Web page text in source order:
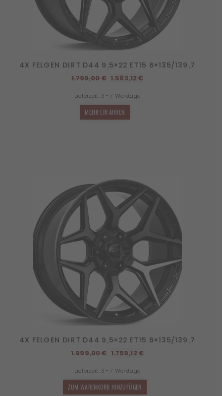
4X FELGEN DIRT D44 9,5×22 ET15 6×135/139,7
1.799,00€ Ursprünglicher
war:
1.799,00 €
1.583,12€Aktueller
Lieferzeit: 3 - 7 Werktage
MEHR ERFAHREN
4X FELGEN DIRT D44 9,5×22 ET15 6×135/139,7
1.999,00€ Ursprünglicher
war:
1.999,00 €
1.759,12 €Aktueller
Lieferzeit: 3 - 7 Werktage
ZUM WARENKORB HINZUFÜGEN